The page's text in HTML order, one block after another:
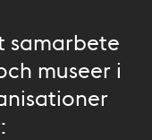
samarbete
museer i